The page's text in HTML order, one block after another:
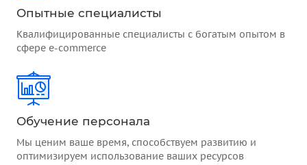
Опытные специалисты
Квалифицированные специалисты с богатым опытом в
сфере e-commerce
Обучение персонала
Мы ценим ваше время, способствуем развитию и
оптимизируем использование ваших ресурсов